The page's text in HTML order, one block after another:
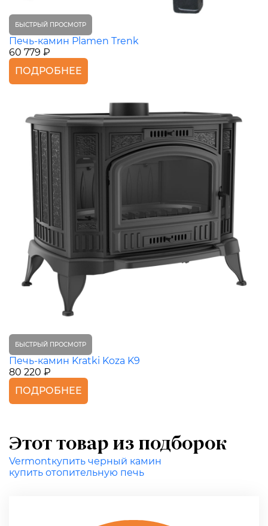
БЫСТРЫЙ ПРОСМОТР
Печь-камин Plamen Trenk
60 779 ₽
ПОДРОБНЕЕ
БЫСТРЫЙ ПРОСМОТР
Печь-камин Kratki Koza K9
80 220 ₽
ПОДРОБНЕЕ
Этот товар из подборок
Vermontкупить черный камин
купить отопительную печь